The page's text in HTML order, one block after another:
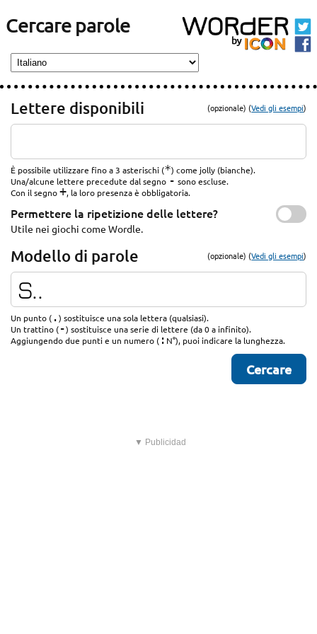
Cercare parole
Lettere disponibili (opzionale) (Vedi gli esempi)
È possibile utilizzare fino a 3 asterischi (*) come jolly (bianche).
Una/alcune lettere precedute dal segno - sono escluse.
Con il segno+, la loro presenza è obbligatoria.
Permettere la ripetizione delle lettere?
Utile nei giochi come Wordle.
Modello di parole (opzionale) (Vedi gli esempi)
Un punto (.) sostituisce una sola lettera (qualsiasi).
Un trattino (-) sostituisce una serie di lettere (da 0 a infinito).
Aggiungendo due punti e un numero (: N°), puoi indicare la lunghezza.
▼ Publicidad